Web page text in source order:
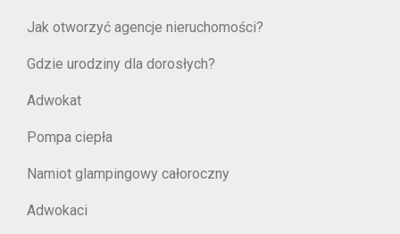
Jak otworzyć agencje nieruchomości?
Gdzie urodziny dla dorosłych?
Adwokat
Pompa ciepła
Namiot glampingowy całoroczny
Adwokaci